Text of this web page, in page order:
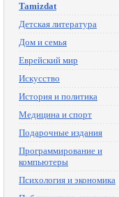
Tamizdat
Детская литература
Дом и семья
Еврейский мир
Искусство
История и политика
Медицина и спорт
Подарочные издания
Программирование и
компьютеры
Психология и экономика